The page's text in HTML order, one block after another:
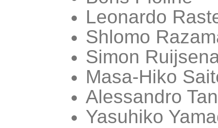
Leonardo
Shlomo
Simon
Masa-Hiko
Alessandro
Yasuhiko